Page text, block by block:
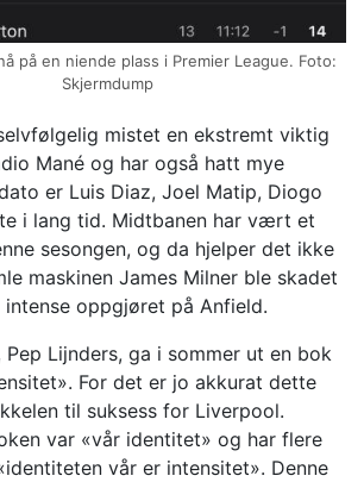
på en niende plass i Premier League. Foto:
Skjermdump
mistet en ekstremt viktig
Mané og har også hatt mye
er Luis Diaz, Joel Matip, Diogo
i lang tid. Midtbanen har vært et
sesongen, og da hjelper det ikke
maskinen James Milner ble skadet
oppgjøret på Anfield.
Pep Lijnders, ga i sommer ut en bok
For det er jo akkurat dette
til suksess for Liverpool.
var «vår identitet» og har flere
vår er intensitet». Denne